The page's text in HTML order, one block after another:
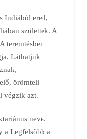
Indiából ered,
születtek. A
teremtésben
Láthatjuk
örömteli
végzik azt.
neve.
a Legfelsőbb a